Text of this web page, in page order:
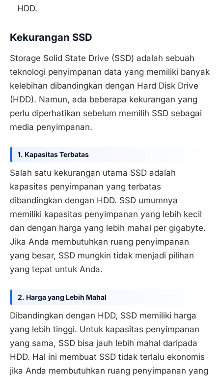
HDD.
Kekurangan SSD
Storage Solid State Drive (SSD) adalah sebuah
teknologi penyimpanan data yang memiliki banyak
kelebihan dibandingkan dengan Hard Disk Drive
(HDD). Namun, ada beberapa kekurangan yang
perlu diperhatikan sebelum memilih SSD sebagai
media penyimpanan.
1. Kapasitas Terbatas
Salah satu kekurangan utama SSD adalah
kapasitas penyimpanan yang terbatas
dibandingkan dengan HDD. SSD umumnya
memiliki kapasitas penyimpanan yang lebih kecil
dan dengan harga yang lebih mahal per gigabyte.
Jika Anda membutuhkan ruang penyimpanan
yang besar, SSD mungkin tidak menjadi pilihan
yang tepat untuk Anda.
2. Harga yang Lebih Mahal
Dibandingkan dengan HDD, SSD memiliki harga
yang lebih tinggi. Untuk kapasitas penyimpanan
yang sama, SSD bisa jauh lebih mahal daripada
HDD. Hal ini membuat SSD tidak terlalu ekonomis
jika Anda membutuhkan ruang penyimpanan yang